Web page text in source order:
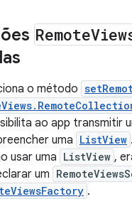
Remote
o método
ao app transmitir
uma ListView .
usar uma ListView ,
um
.